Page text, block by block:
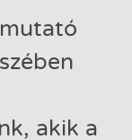
akik a